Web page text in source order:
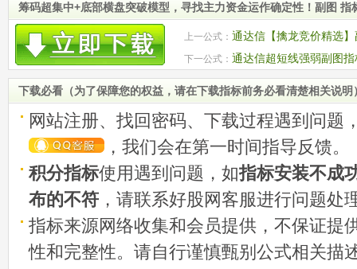
筹码超集中+底部横盘突破模型，寻找主力资金运作确定性！副图 指
上一公式： 通达信【擒龙竞价精选
涨停个股 源码
下一公式： 通达信超短线强弱副图
下载必看（为了保障您的权益，请在下载指标前务必看清楚相关说明
网站注册、找回密码、下载过程遇到问题
，我们会在第一时间指导反馈。
积分指标使用遇到问题，如指标安装不成
布的不符 ，请联系好股网客服进行问题处
指标来源网络收集和会员提供，不保证提
性和完整性。请自行谨慎甄别公式相关描